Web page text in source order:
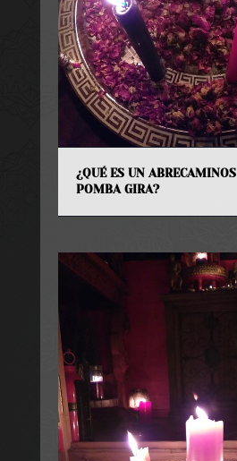
¿QUÉ ES UN ABRECAMINOS
POMBA GIRA?